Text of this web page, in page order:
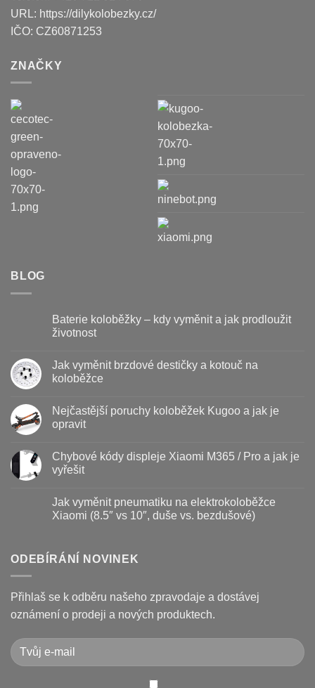
URL: https://dilykolobezky.cz/
IČO: CZ60871253
ZNAČKY
BLOG
Baterie koloběžky – kdy vyměnit a jak prodloužit
životnost
textu
s
koloběžky
kdy
jak
prodloužit
životnost
Jak vyměnit brzdové destičky a kotouč na
koloběžce
u
textu
s
vyměnit
brzdové
destičky
na
koloběžce
Nejčastější poruchy koloběžek Kugoo a jak je
opravit
u
textu
s
poruchy
koloběžek
Kugoo
opravit
Chybové kódy displeje Xiaomi M365 / Pro a jak je
vyřešit
textu
s
displeje
Xiaomi
Pro
a
jak
je
Jak vyměnit pneumatiku na elektrokoloběžce
Xiaomi (8.5″ vs 10″, duše vs. bezdušové)
textu
s
vyměnit
pneumatiku
na
elektrokoloběžce
(8.5″
vs
10″,
duše
ODEBÍRÁNÍ NOVINEK
Přihlaš se k odběru našeho zpravodaje a dostávej
oznámení o prodeji a nových produktech.